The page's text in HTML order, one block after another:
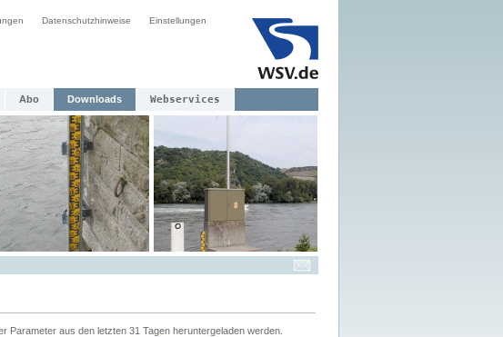
Datenschutzhinweise Einstellungen
Abo Downloads Webservices
aus den letzten 31 Tagen heruntergeladen werden.